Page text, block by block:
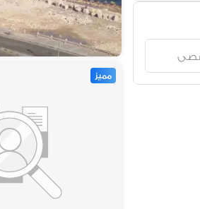
مميز